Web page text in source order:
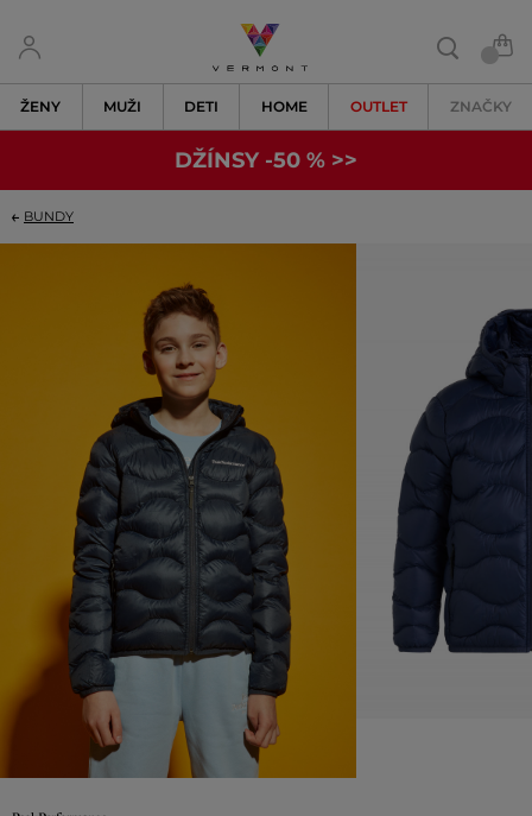
ŽENY MUŽI DETI HOME OUTLET ZNAČKY
DŽÍNSY -50 % >>
BUNDY